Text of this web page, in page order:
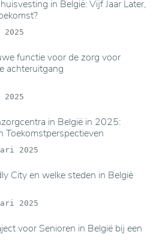
in België: Vijf Jaar Later,
2025
functie voor de zorg voor
achteruitgang
2025
in België in 2025:
Toekomstperspectieven
2025
City en welke steden in België
2025
voor Senioren in België bij een